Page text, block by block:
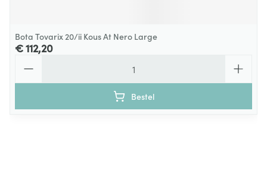
Bota Tovarix 20/ii Kous At Nero Large
€ 112,20
Bestel